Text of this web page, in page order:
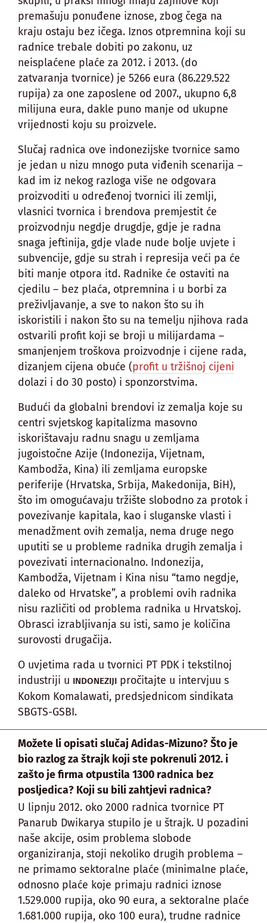
premašuju ponuđene iznose, zbog čega na
kraju ostaju bez ičega. Iznos otpremnina koji su
radnice trebale dobiti po zakonu, uz
neisplaćene plaće za 2012. i 2013. (do
zatvaranja tvornice) je 5266 eura (86.229.522
rupija) za one zaposlene od 2007., ukupno 6,8
milijuna eura, dakle puno manje od ukupne
vrijednosti koju su proizvele.
Slučaj radnica ove indonezijske tvornice samo
je jedan u nizu mnogo puta viđenih scenarija –
kad im iz nekog razloga više ne odgovara
proizvoditi u određenoj tvornici ili zemlji,
vlasnici tvornica i brendova premjestit će
proizvodnju negdje drugdje, gdje je radna
snaga jeftinija, gdje vlade nude bolje uvjete i
subvencije, gdje su strah i represija veći pa će
biti manje otpora itd. Radnike će ostaviti na
cjedilu – bez plaća, otpremnina i u borbi za
preživljavanje, a sve to nakon što su ih
iskoristili i nakon što su na temelju njihova rada
ostvarili profit koji se broji u milijardama –
smanjenjem troškova proizvodnje i cijene rada,
dizanjem cijena obuće (profit u tržišnoj cijeni
dolazi i do 30 posto) i sponzorstvima.
Budući da globalni brendovi iz zemalja koje su
centri svjetskog kapitalizma masovno
iskorištavaju radnu snagu u zemljama
jugoistočne Azije (Indonezija, Vijetnam,
Kambodža, Kina) ili zemljama europske
periferije (Hrvatska, Srbija, Makedonija, BiH),
što im omogućavaju tržište slobodno za protok i
povezivanje kapitala, kao i sluganske vlasti i
menadžment ovih zemalja, nema druge nego
uputiti se u probleme radnika drugih zemalja i
povezivati internacionalno. Indonezija,
Kambodža, Vijetnam i Kina nisu “tamo negdje,
daleko od Hrvatske”, a problemi ovih radnika
nisu različiti od problema radnika u Hrvatskoj.
Obrasci izrabljivanja su isti, samo je količina
surovosti drugačija.
O uvjetima rada u tvornici PT PDK i tekstilnoj
industriji u INDONEZIJI pročitajte u intervjuu s
Kokom Komalawati, predsjednicom sindikata
SBGTS-GSBI.
Možete li opisati slučaj Adidas-Mizuno? Što je
bio razlog za štrajk koji ste pokrenuli 2012. i
zašto je firma otpustila 1300 radnica bez
posljedica? Koji su bili zahtjevi radnica?
U lipnju 2012. oko 2000 radnica tvornice PT
Panarub Dwikarya stupilo je u štrajk. U pozadini
naše akcije, osim problema slobode
organiziranja, stoji nekoliko drugih problema –
ne primamo sektoralne plaće (minimalne plaće,
odnosno plaće koje primaju radnici iznose
1.529.000 rupija, oko 90 eura, a sektoralne plaće
1.681.000 rupija, oko 100 eura), trudne radnice